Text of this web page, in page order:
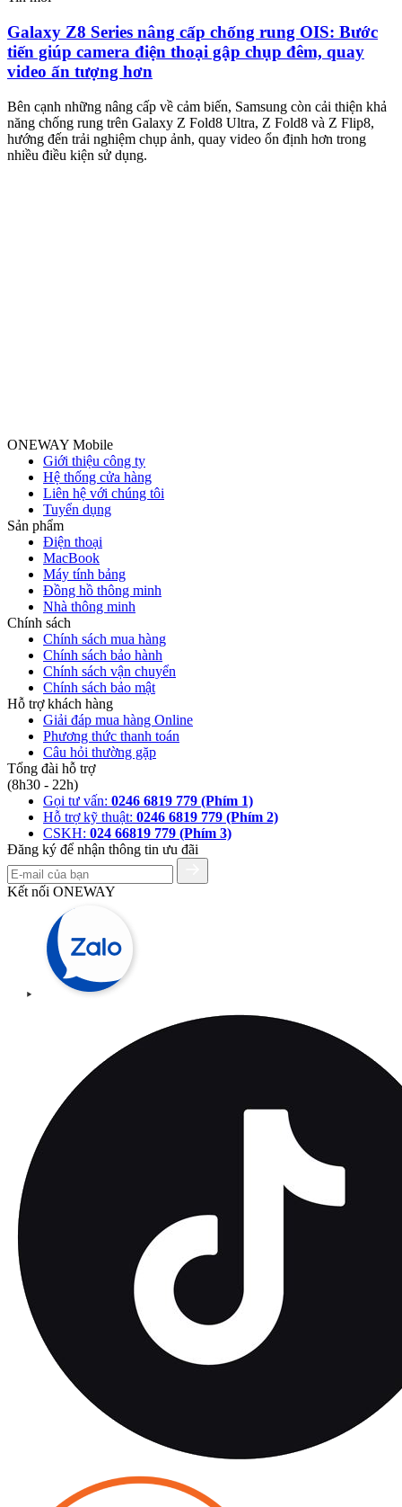
Galaxy Z8 Series nâng cấp chống rung OIS: Bước
tiến giúp camera điện thoại gập chụp đêm, quay
video ấn tượng hơn
Bên cạnh những nâng cấp về cảm biến, Samsung còn cải thiện khả
năng chống rung trên Galaxy Z Fold8 Ultra, Z Fold8 và Z Flip8,
hướng đến trải nghiệm chụp ảnh, quay video ổn định hơn trong
nhiều điều kiện sử dụng.
ONEWAY Mobile
Giới thiệu công ty
Hệ thống cửa hàng
Liên hệ với chúng tôi
Tuyển dụng
Sản phẩm
Điện thoại
MacBook
Máy tính bảng
Đồng hồ thông minh
Nhà thông minh
Chính sách
Chính sách mua hàng
Chính sách bảo hành
Chính sách vận chuyển
Chính sách bảo mật
Hỗ trợ khách hàng
Giải đáp mua hàng Online
Phương thức thanh toán
Câu hỏi thường gặp
Tổng đài hỗ trợ
(8h30 - 22h)
Gọi tư vấn: 0246 6819 779 (Phím 1)
Hỗ trợ kỹ thuật: 0246 6819 779 (Phím 2)
CSKH: 024 66819 779 (Phím 3)
Đăng ký để nhận thông tin ưu đãi
Kết nối ONEWAY